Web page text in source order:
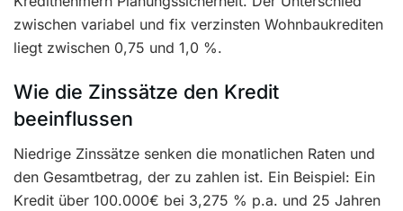
zwischen variabel und fix verzinsten Wohnbaukrediten
liegt zwischen 0,75 und 1,0 %.
Wie die Zinssätze den Kredit
beeinflussen
Niedrige Zinssätze senken die monatlichen Raten und
den Gesamtbetrag, der zu zahlen ist. Ein Beispiel: Ein
Kredit über 100.000€ bei 3,275 % p.a. und 25 Jahren